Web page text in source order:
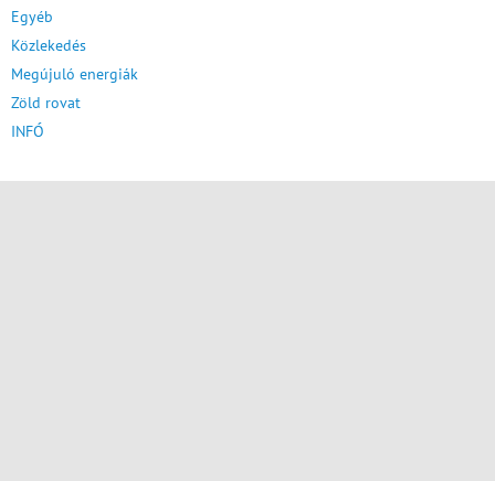
Egyéb
Közlekedés
Megújuló energiák
Zöld rovat
INFÓ